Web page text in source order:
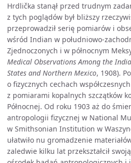
Hrdlička stanął przed trudnym
z tych poglądów był bliższy
przeprowadził serię pomiarów i
wśród Indian w południowo-
Zjednoczonych i w północnym
Medical Observations Among the
States and Northern Mexico, 1908).
o fizycznych cechach
z pomiarami kopalnych szczątków
Północnej. Od roku 1903 aż do
antropologii fizycznej w National
w Smithsonian Institution w
ułatwiło nu gromadzenie
zaledwie kilku lat przekształcił